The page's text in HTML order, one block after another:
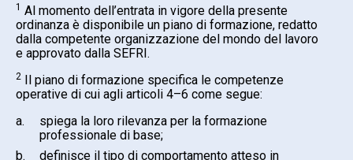
1 Al momento dell’entrata in vigore della presente
ordinanza è disponibile un piano di formazione, redatto
dalla competente organizzazione del mondo del lavoro
e approvato dalla SEFRI.
2 Il piano di formazione specifica le competenze
operative di cui agli articoli 4–6 come segue:
a.
spiega la loro rilevanza per la formazione
professionale di base;
b.
definisce il tipo di comportamento atteso in